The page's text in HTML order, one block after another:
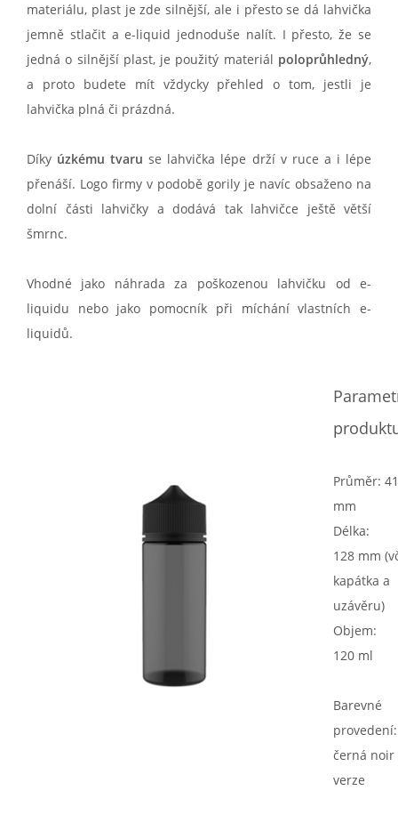
materiálu, plast je zde silnější, ale i přesto se dá lahvička
jemně stlačit a e-liquid jednoduše nalít. I přesto, že se
jedná o silnější plast, je použitý materiál poloprůhledný,
a proto budete mít vždycky přehled o tom, jestli je
lahvička plná či prázdná.
Díky úzkému tvaru se lahvička lépe drží v ruce a i lépe
přenáší. Logo firmy v podobě gorily je navíc obsaženo na
dolní části lahvičky a dodává tak lahvičce ještě větší
šmrnc.
Vhodné jako náhrada za poškozenou lahvičku od e-
liquidu nebo jako pomocník při míchání vlastních e-
liquidů.
Průměr: 41
mm
Délka:
128 mm
kapátka a
uzávěru)
Objem:
120 ml
Barevné
provedení:
černá noir
verze